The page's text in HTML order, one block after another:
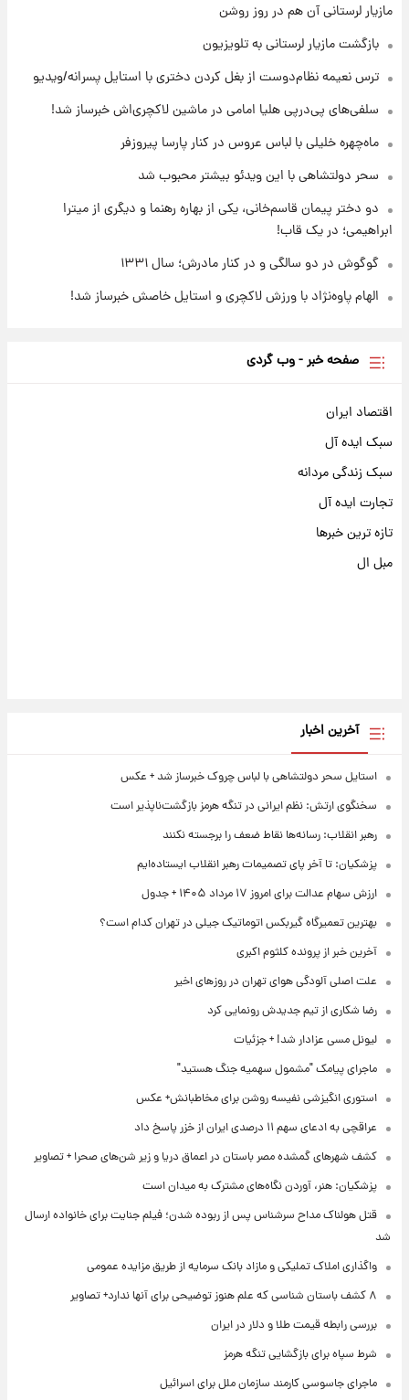
۱۱ ساعت پیش
قیمت محصولات ایران‌خودرو و سایپا امروز شنبه
۱۷ مرداد ۱۴۰۵
یک پیش ‌بینی مهم برای قیمت دلار، طلا و سکه
مازیار لرستانی آن هم در روز روشن
بازگشت مازیار لرستانی به تلویزیون
ترس نعیمه نظام‌دوست از بغل کردن دختری با استایل پسرانه/ویدیو
سلفی‌های پی‌درپی هلیا امامی در ماشین لاکچری‌اش خبرساز شد!
ماه‌چهره خلیلی با لباس عروس در کنار پارسا پیروزفر
سحر دولتشاهی با این ویدئو بیشتر محبوب شد
دو دختر پیمان قاسم‌خانی، یکی از بهاره رهنما و دیگری از میترا
ابراهیمی؛ در یک قاب!
گوگوش در دو سالگی و در کنار مادرش؛ سال ۱۳۳۱
الهام پاوه‌نژاد با ورزش لاکچری و استایل خاصش خبرساز شد!
صفحه خبر - وب گردی
اقتصاد ایران
سبک ایده آل
سبک زندگی مردانه
تجارت ایده آل
تازه ترین خبرها
مبل ال
آخرین اخبار
استایل سحر دولتشاهی با لباس چروک خبرساز شد + عکس
سخنگوی ارتش: نظم ایرانی در تنگه هرمز بازگشت‌ناپذیر است
رهبر انقلاب: رسانه‌ها نقاط ضعف را برجسته نکنند
پزشکیان: تا آخر پای تصمیمات رهبر انقلاب ایستاده‌ایم
ارزش سهام عدالت برای امروز ۱۷ مرداد ۱۴۰۵ + جدول
بهترین تعمیرگاه گیربکس اتوماتیک جیلی در تهران کدام است؟
آخرین خبر از پرونده کلثوم اکبری
علت اصلی آلودگی هوای تهران در روزهای اخیر
رضا شکاری از تیم جدیدش رونمایی کرد
لیونل مسی عزادار شد! + جزئیات
ماجرای پیامک "مشمول سهمیه جنگ هستید"
استوری انگیزشی نفیسه روشن برای مخاطبانش+ عکس
عراقچی به ادعای سهم ۱۱ درصدی ایران از خزر پاسخ داد
کشف شهرهای گمشده مصر باستان در اعماق دریا و زیر شن‌های صحرا + تصاویر
پزشکیان: هنر، آوردن نگاه‌های مشترک به میدان است
قتل هولناک مداح سرشناس پس از ربوده شدن؛ فیلم جنایت برای خانواده ارسال
شد
واگذاری املاک تملیکی و مازاد بانک سرمایه از طریق مزایده عمومی
۸ کشف باستان شناسی که علم هنوز توضیحی برای آنها ندارد+ تصاویر
بررسی رابطه قیمت طلا و دلار در ایران
شرط سپاه برای بازگشایی تنگه هرمز
ماجرای جاسوسی کارمند سازمان ملل برای اسرائیل